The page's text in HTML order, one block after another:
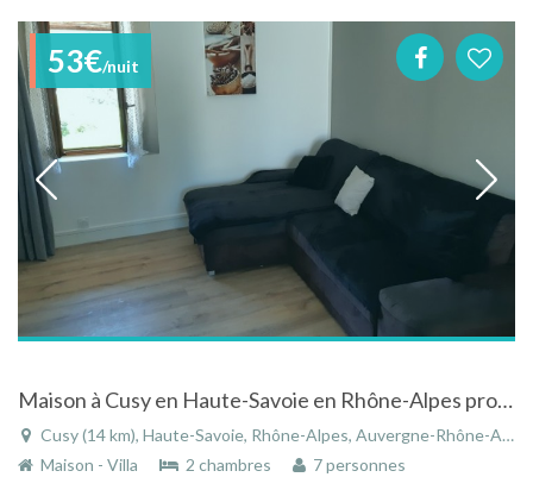
53€/nuit
Maison à Cusy en Haute-Savoie en Rhône-Alpes proche des lacs et montagnes
Cusy (14 km), Haute-Savoie, Rhône-Alpes, Auvergne-Rhône-Alpes, France
Maison - Villa
2 chambres 7 personnes